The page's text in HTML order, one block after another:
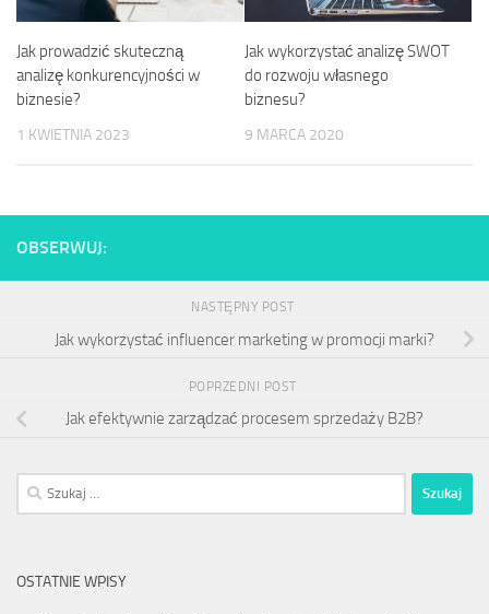
Jak prowadzić skuteczną
analizę konkurencyjności w
biznesie?
1 KWIETNIA 2023
Jak wykorzystać analizę SWOT
do rozwoju własnego
biznesu?
9 MARCA 2020
OBSERWUJ:
NASTĘPNY POST
Jak wykorzystać influencer marketing w promocji marki?
POPRZEDNI POST
Jak efektywnie zarządzać procesem sprzedaży B2B?
Szukaj:
OSTATNIE WPISY